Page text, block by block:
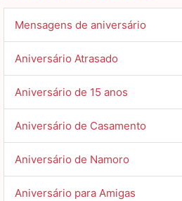
Mensagens de aniversário
Aniversário Atrasado
Aniversário de 15 anos
Aniversário de Casamento
Aniversário de Namoro
Aniversário para Amigas